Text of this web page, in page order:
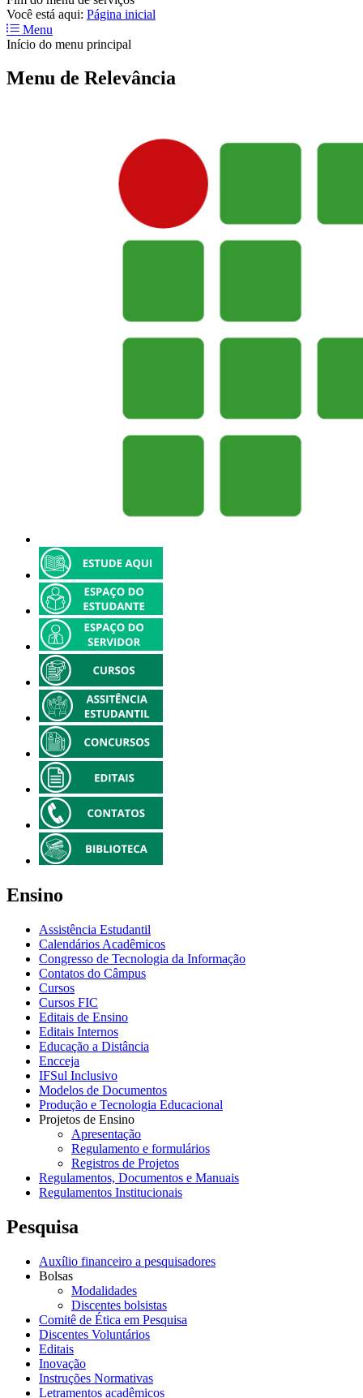
Você está aqui: Página inicial
Menu
Início do menu principal
Menu de Relevância
Ensino
Assistência Estudantil
Calendários Acadêmicos
Congresso de Tecnologia da Informação
Contatos do Câmpus
Cursos
Cursos FIC
Editais de Ensino
Editais Internos
Educação a Distância
Encceja
IFSul Inclusivo
Modelos de Documentos
Produção e Tecnologia Educacional
Projetos de Ensino
Apresentação
Regulamento e formulários
Registros de Projetos
Regulamentos, Documentos e Manuais
Regulamentos Institucionais
Pesquisa
Auxílio financeiro a pesquisadores
Bolsas
Modalidades
Discentes bolsistas
Comitê de Ética em Pesquisa
Discentes Voluntários
Editais
Inovação
Instruções Normativas
Letramentos acadêmicos